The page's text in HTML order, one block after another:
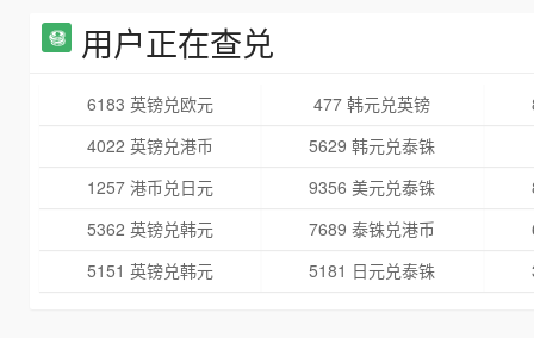
用户正在查兑
6183 英镑兑欧元 477 韩元兑英镑
4022 英镑兑港币
5629 韩元兑泰铢
1257 港币兑日元
9356 美元兑泰铢
5362 英镑兑韩元
7689 泰铢兑港币
5151 英镑兑韩元
5181 日元兑泰铢